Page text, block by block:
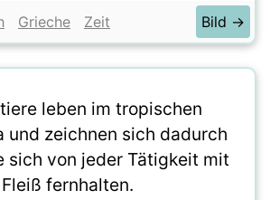
Grieche Zeit Bild →
leben im tropischen
und zeichnen sich dadurch
sich von jeder Tätigkeit mit
Fleiß fernhalten.